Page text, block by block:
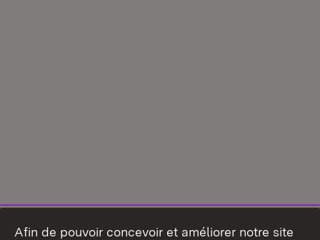
Afin de pouvoir concevoir et améliorer notre site